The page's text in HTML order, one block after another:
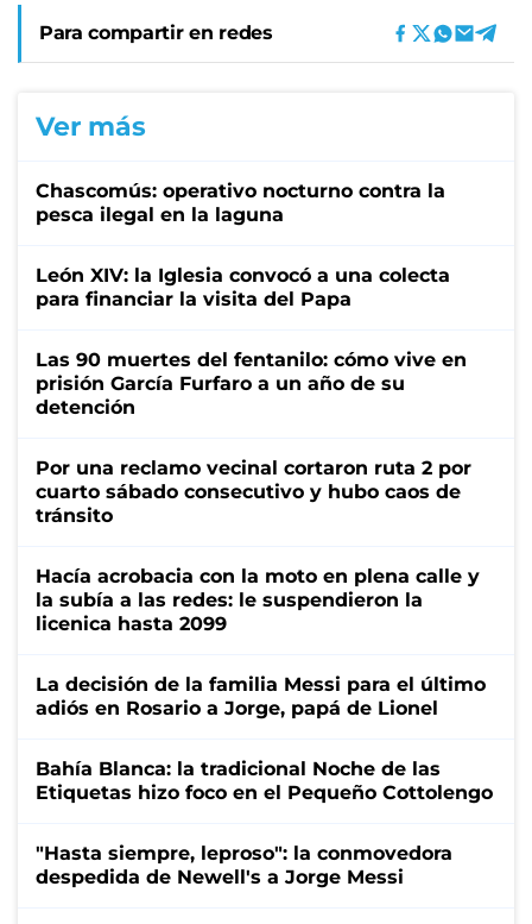
Para compartir en redes
Ver más
Chascomús: operativo nocturno contra la
pesca ilegal en la laguna
León XIV: la Iglesia convocó a una colecta
para financiar la visita del Papa
Las 90 muertes del fentanilo: cómo vive en
prisión García Furfaro a un año de su
detención
Por una reclamo vecinal cortaron ruta 2 por
cuarto sábado consecutivo y hubo caos de
tránsito
Hacía acrobacia con la moto en plena calle y
la subía a las redes: le suspendieron la
licenica hasta 2099
La decisión de la familia Messi para el último
adiós en Rosario a Jorge, papá de Lionel
Bahía Blanca: la tradicional Noche de las
Etiquetas hizo foco en el Pequeño Cottolengo
"Hasta siempre, leproso": la conmovedora
despedida de Newell's a Jorge Messi